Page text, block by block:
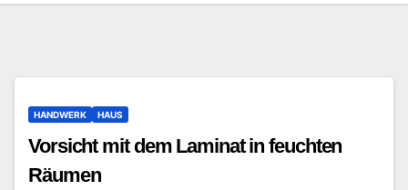
HANDWERK HAUS
Vorsicht mit dem Laminat in feuchten
Räumen